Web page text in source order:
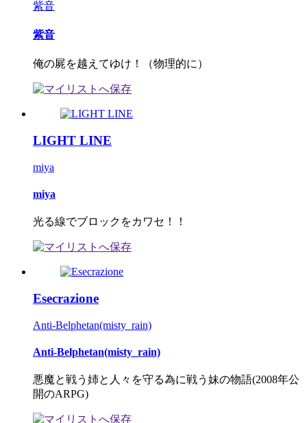
紫音
紫音
俺の屍を越えてゆけ！（物理的に）
LIGHT LINE
miya
miya
光る線でブロックをカワセ！！
Esecrazione
Anti-Belphetan(misty_rain)
Anti-Belphetan(misty_rain)
悪魔と戦う姉と人々を守る為に戦う妹の物語(2008年公
開のARPG)